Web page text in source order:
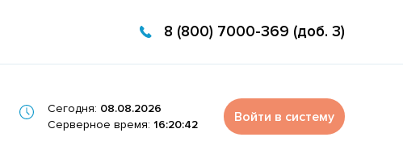
8 (800) 7000-369 (доб. 3)
Сегодня: 08.08.2026
Серверное время:16:20:42 Войти в систему